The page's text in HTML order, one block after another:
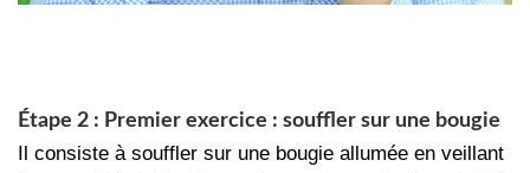
Étape 2 : Premier exercice : souffler sur une bougie
Il consiste à souffler sur une bougie allumée en veillant